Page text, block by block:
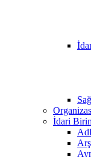
İdari